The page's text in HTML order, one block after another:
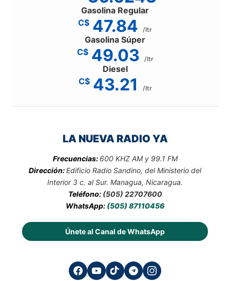
Gasolina Regular
C$ 47.84 /ltr
Gasolina Súper
C$ 49.03 /ltr
Diesel
C$ 43.21 /ltr
LA NUEVA RADIO YA
Frecuencias: 600 KHZ AM y 99.1 FM
Dirección:Edificio Radio Sandino, del Ministerio del
Interior 3 c. al Sur. Managua, Nicaragua.
Teléfono: (505) 22707600
WhatsApp: (505) 87110456
Únete al Canal de WhatsApp